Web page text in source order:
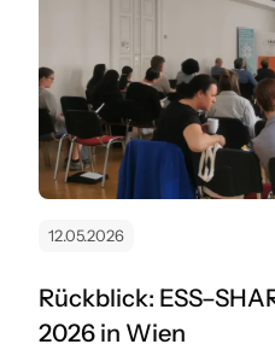
12.05.2026
Rückblick:
2026 in Wien